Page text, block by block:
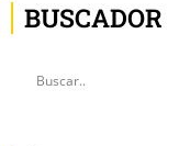
BUSCADOR